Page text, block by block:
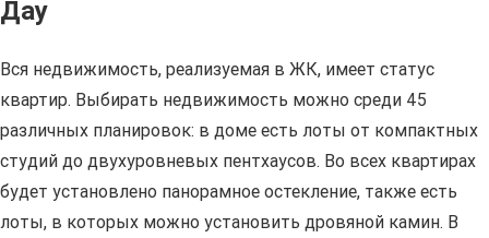
Дау
Вся недвижимость, реализуемая в ЖК, имеет статус
квартир. Выбирать недвижимость можно среди 45
различных планировок: в доме есть лоты от компактных
студий до двухуровневых пентхаусов. Во всех квартирах
будет установлено панорамное остекление, также есть
лоты, в которых можно установить дровяной камин. В